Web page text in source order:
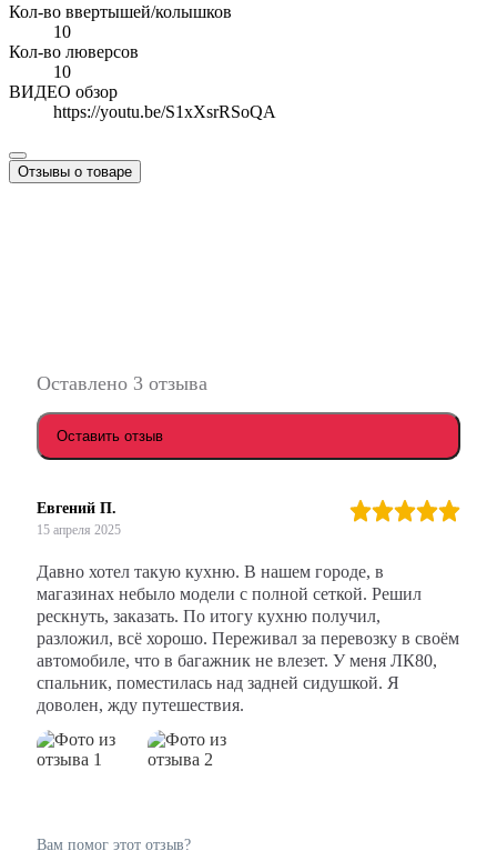
Кол-во ввертышей/колышков
10
Кол-во люверсов
10
ВИДЕО обзор
https://youtu.be/S1xXsrRSoQA
Отзывы о товаре
Оставлено 3 отзыва
Оставить отзыв
Евгений П.
15 апреля 2025
Давно хотел такую кухню. В нашем городе, в
магазинах небыло модели с полной сеткой. Решил
рескнуть, заказать. По итогу кухню получил,
разложил, всё хорошо. Переживал за перевозку в своём
автомобиле, что в багажник не влезет. У меня ЛК80,
спальник, поместилась над задней сидушкой. Я
доволен, жду путешествия.
Вам помог этот отзыв?